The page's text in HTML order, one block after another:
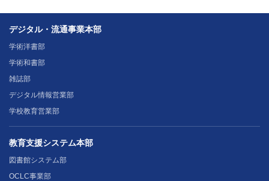
デジタル・流通事業本部
学術洋書部
学術和書部
雑誌部
デジタル情報営業部
学校教育営業部
教育支援システム本部
図書館システム部
OCLC事業部